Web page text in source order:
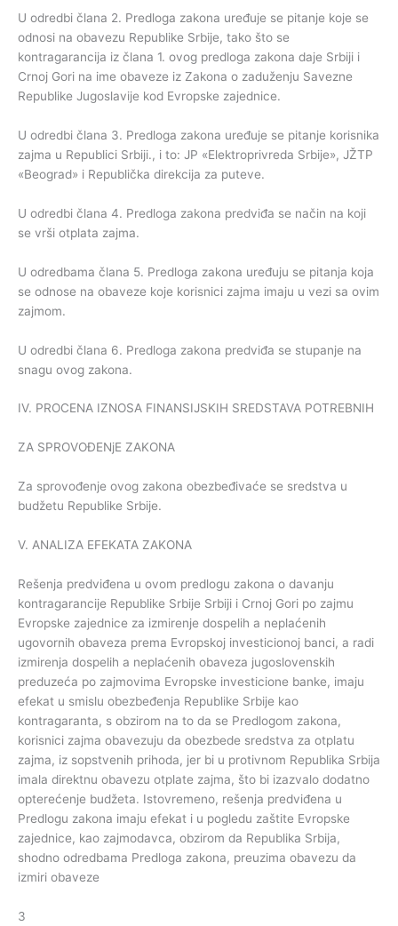
U odredbi člana 2. Predloga zakona uređuje se pitanje koje se
odnosi na obavezu Republike Srbije, tako što se
kontragarancija iz člana 1. ovog predloga zakona daje Srbiji i
Crnoj Gori na ime obaveze iz Zakona o zaduženju Savezne
Republike Jugoslavije kod Evropske zajednice.
U odredbi člana 3. Predloga zakona uređuje se pitanje korisnika
zajma u Republici Srbiji., i to: JP «Elektroprivreda Srbije», JŽTP
«Beograd» i Republička direkcija za puteve.
U odredbi člana 4. Predloga zakona predviđa se način na koji
se vrši otplata zajma.
U odredbama člana 5. Predloga zakona uređuju se pitanja koja
se odnose na obaveze koje korisnici zajma imaju u vezi sa ovim
zajmom.
U odredbi člana 6. Predloga zakona predviđa se stupanje na
snagu ovog zakona.
IV. PROCENA IZNOSA FINANSIJSKIH SREDSTAVA POTREBNIH
ZA SPROVOĐENjE ZAKONA
Za sprovođenje ovog zakona obezbeđivaće se sredstva u
budžetu Republike Srbije.
V. ANALIZA EFEKATA ZAKONA
Rešenja predviđena u ovom predlogu zakona o davanju
kontragarancije Republike Srbije Srbiji i Crnoj Gori po zajmu
Evropske zajednice za izmirenje dospelih a neplaćenih
ugovornih obaveza prema Evropskoj investicionoj banci, a radi
izmirenja dospelih a neplaćenih obaveza jugoslovenskih
preduzeća po zajmovima Evropske investicione banke, imaju
efekat u smislu obezbeđenja Republike Srbije kao
kontragaranta, s obzirom na to da se Predlogom zakona,
korisnici zajma obavezuju da obezbede sredstva za otplatu
zajma, iz sopstvenih prihoda, jer bi u protivnom Republika Srbija
imala direktnu obavezu otplate zajma, što bi izazvalo dodatno
opterećenje budžeta. Istovremeno, rešenja predviđena u
Predlogu zakona imaju efekat i u pogledu zaštite Evropske
zajednice, kao zajmodavca, obzirom da Republika Srbija,
shodno odredbama Predloga zakona, preuzima obavezu da
izmiri obaveze
3